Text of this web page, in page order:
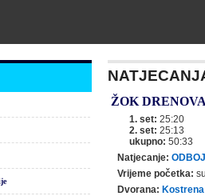
ŽOK DRENOVA
1. set: 25:20
2. set: 25:13
ukupno: 50:33
Natjecanje:
Vrijeme početka:
Dvorana: Kostrena